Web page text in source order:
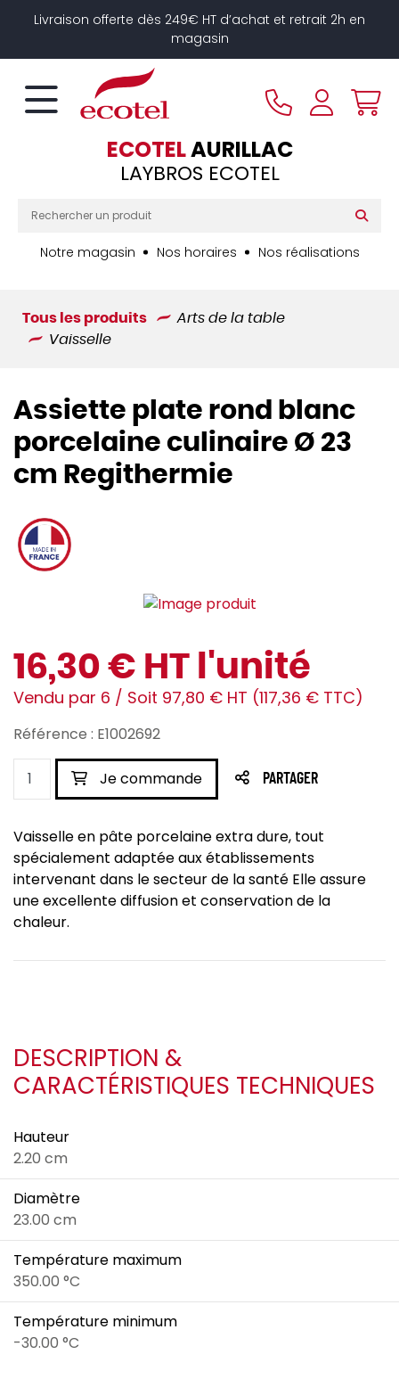
Livraison offerte dès 249€ HT d’achat et retrait 2h en
magasin
ECOTELAURILLAC
LAYBROS ECOTEL
Notre magasin Nos horaires Nos réalisations
Tous les produits
Arts de la table
Vaisselle
Assiette plate rond blanc
porcelaine culinaire Ø 23
cm Regithermie
16,30 € HT l'unité
Vendu par 6 / Soit 97,80 € HT (117,36 € TTC)
Référence : E1002692
Je commande PARTAGER
Vaisselle en pâte porcelaine extra dure, tout
spécialement adaptée aux établissements
intervenant dans le secteur de la santé Elle assure
une excellente diffusion et conservation de la
chaleur.
DESCRIPTION &
CARACTÉRISTIQUES TECHNIQUES
Hauteur
2.20 cm
Diamètre
23.00 cm
Température maximum
350.00 °C
Température minimum
-30.00 °C
Panneau de gestion des cookies